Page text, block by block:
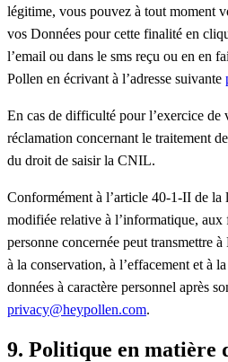
légitime, vous pouvez à tout moment
vos Données pour cette finalité en
l’email ou dans le sms reçu ou en en
Pollen en écrivant à l’adresse suivante
En cas de difficulté pour l’exercice de
réclamation concernant le traitement
du droit de saisir la CNIL.
Conformément à l’article 40-1-II de
modifiée relative à l’informatique,
personne concernée peut transmettre
à la conservation, à l’effacement et à
données à caractère personnel après
privacy@heypollen.com.
9. Politique en matière